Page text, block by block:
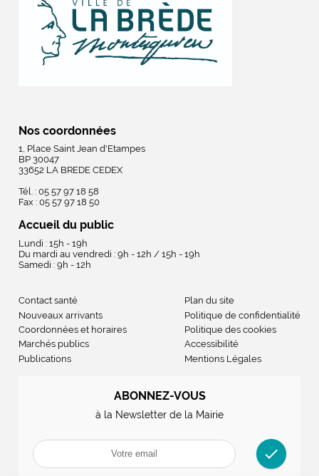
Nos coordonnées
1, Place Saint Jean d'Etampes
BP 30047
33652 LA BREDE CEDEX
Tél. : 05 57 97 18 58
Fax : 05 57 97 18 50
Accueil du public
Lundi : 15h - 19h
Du mardi au vendredi : 9h - 12h / 15h - 19h
Samedi : 9h - 12h
Contact santé
Nouveaux arrivants
Coordonnées et horaires
Marchés publics
Publications
Plan du site
Politique de confidentialité
Politique des cookies
Accessibilité
Mentions Légales
ABONNEZ-VOUS
à la Newsletter de la Mairie
check